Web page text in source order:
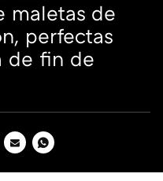
maletas de
perfectas
de fin de